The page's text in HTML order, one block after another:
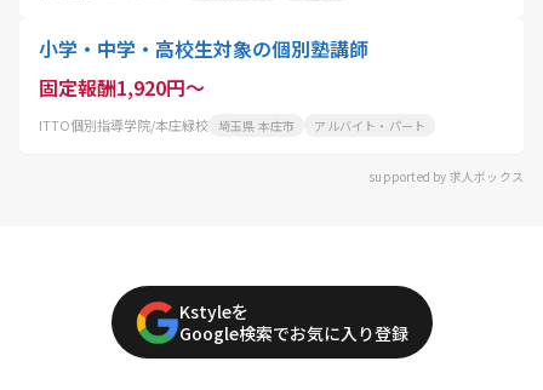
小学・中学・高校生対象の個別塾講師
固定報酬1,920円～
ITTO個別指導学院/本庄緑校 埼玉県 本庄市 アルバイト・パート
supported by 求人ボックス
Kstyleを
Google検索でお気に入り登録